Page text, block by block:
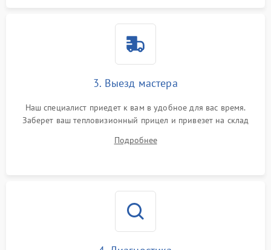
3. Выезд мастера
Наш специалист приедет к вам в удобное для вас время.
Заберет ваш тепловизионный прицел и привезет на склад
Подробнее